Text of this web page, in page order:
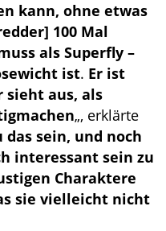
kann, ohne etwas
100 Mal
als Superfly –
ist. Er ist
sieht aus, als
„, erklärte
das sein, und noch
interessant sein zu
Charaktere
sie vielleicht nicht